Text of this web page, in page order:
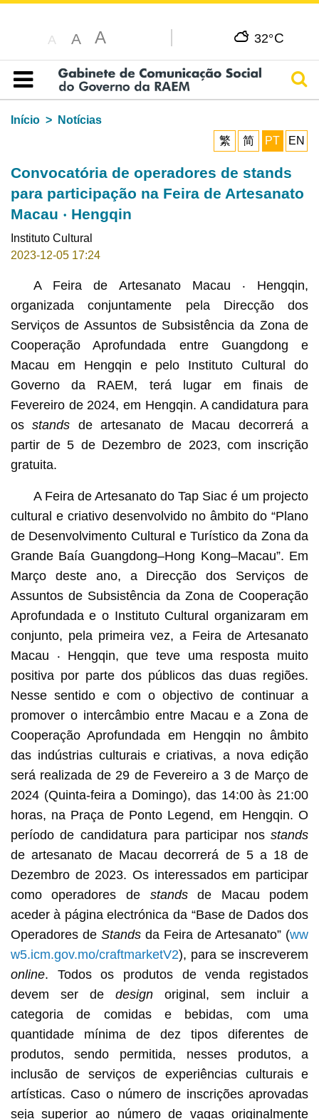
A A A 32°C
Índice
Início
Notícias
繁
简 PT EN
Convocatória de operadores de stands
para participação na Feira de Artesanato
Macau ‧ Hengqin
Instituto Cultural
2023-12-05 17:24
A Feira de Artesanato Macau ‧ Hengqin,
organizada conjuntamente pela Direcção dos
Serviços de Assuntos de Subsistência da Zona de
Cooperação Aprofundada entre Guangdong e
Macau em Hengqin e pelo Instituto Cultural do
Governo da RAEM, terá lugar em finais de
Fevereiro de 2024, em Hengqin. A candidatura para
osstands de artesanato de Macau decorrerá a
partir de 5 de Dezembro de 2023, com inscrição
gratuita.
A Feira de Artesanato do Tap Siac é um projecto
cultural e criativo desenvolvido no âmbito do “Plano
de Desenvolvimento Cultural e Turístico da Zona da
Grande Baía Guangdong–Hong Kong–Macau”. Em
Março deste ano, a Direcção dos Serviços de
Assuntos de Subsistência da Zona de Cooperação
Aprofundada e o Instituto Cultural organizaram em
conjunto, pela primeira vez, a Feira de Artesanato
Macau ‧ Hengqin, que teve uma resposta muito
positiva por parte dos públicos das duas regiões.
Nesse sentido e com o objectivo de continuar a
promover o intercâmbio entre Macau e a Zona de
Cooperação Aprofundada em Hengqin no âmbito
das indústrias culturais e criativas, a nova edição
será realizada de 29 de Fevereiro a 3 de Março de
2024 (Quinta-feira a Domingo), das 14:00 às 21:00
horas, na Praça de Ponto Legend, em Hengqin. O
período de candidatura para participar nosstands
de artesanato de Macau decorrerá de 5 a 18 de
Dezembro de 2023. Os interessados em participar
como operadores de standsde Macau podem
aceder à página electrónica da “Base de Dados dos
Operadores de Stands da Feira de Artesanato” (ww
w5.icm.gov.mo/craftmarketV2), para se inscreverem
online. Todos os produtos de venda registados
devem ser de designoriginal, sem incluir a
categoria de comidas e bebidas, com uma
quantidade mínima de dez tipos diferentes de
produtos, sendo permitida, nesses produtos, a
inclusão de serviços de experiências culturais e
artísticas. Caso o número de inscrições aprovadas
seja superior ao número de vagas originalmente